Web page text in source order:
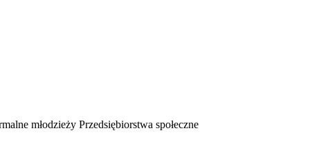
młodzieży Przedsiębiorstwa społeczne